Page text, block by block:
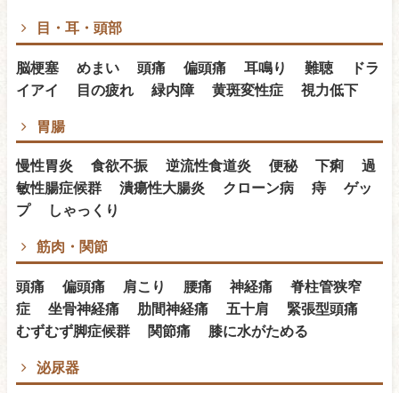
目・耳・頭部
脳梗塞 めまい 頭痛 偏頭痛 耳鳴り 難聴 ドラ
イアイ 目の疲れ 緑内障 黄斑変性症 視力低下
胃腸
慢性胃炎 食欲不振 逆流性食道炎 便秘 下痢 過
敏性腸症候群 潰瘍性大腸炎 クローン病 痔 ゲッ
プ しゃっくり
筋肉・関節
頭痛 偏頭痛 肩こり 腰痛 神経痛 脊柱管狭窄
症 坐骨神経痛 肋間神経痛 五十肩 緊張型頭痛
むずむず脚症候群 関節痛 膝に水がためる
泌尿器